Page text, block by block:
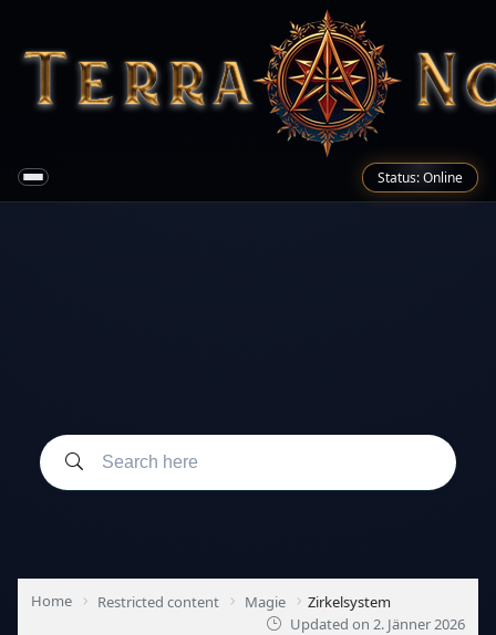
Status: Online
Home Restricted content Magie
Zirkelsystem
Updated on 2. Jänner 2026